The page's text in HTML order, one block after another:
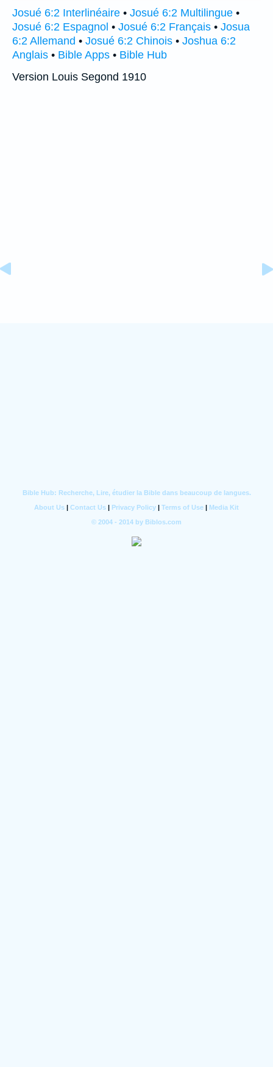
Josué 6:2 Interlinéaire • Josué 6:2 Multilingue •
Josué 6:2 Espagnol • Josué 6:2 Français • Josua
6:2 Allemand • Josué 6:2 Chinois • Joshua 6:2
Anglais • Bible Apps • Bible Hub
Version Louis Segond 1910